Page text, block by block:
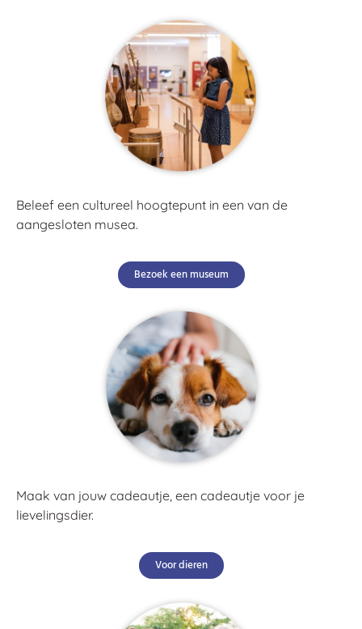
Beleef een cultureel hoogtepunt in een van de
aangesloten musea.
Bezoek een museum
Maak van jouw cadeautje, een cadeautje voor je
lievelingsdier.
Voor dieren